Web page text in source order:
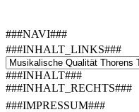
###NAVI###
###INHALT_LINKS###
###INHALT###
###INHALT_RECHTS###
###IMPRESSUM###